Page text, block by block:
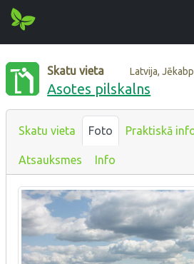
Skatu vieta Latvija,
Asotes pilskalns
Skatu vieta Foto Praktiskā
Atsauksmes Info